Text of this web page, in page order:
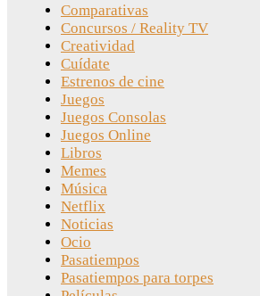
Comparativas
Concursos / Reality TV
Creatividad
Cuídate
Estrenos de cine
Juegos
Juegos Consolas
Juegos Online
Libros
Memes
Música
Netflix
Noticias
Ocio
Pasatiempos
Pasatiempos para torpes